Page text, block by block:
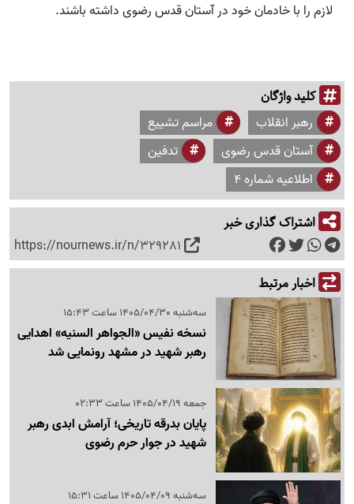
لازم را با خادمان خود در آستان قدس رضوی داشته باشند.
کلید واژگان
رهبر انقلاب
مراسم تشییع
آستان قدس رضوی
تدفین
اطلاعیه شماره ۴
اشتراک گذاری خبر
https://nournews.ir/n/329281
اخبار مرتبط
سه‌شنبه 1405/04/30 ساعت 15:43
نسخه نفیس «الجواهر السنیه» اهدایی
رهبر شهید در مشهد رونمایی شد
جمعه 1405/04/19 ساعت 02:33
پایان بدرقه تاریخی؛ آرامش ابدی رهبر
شهید در جوار حرم رضوی
سه‌شنبه 1405/04/09 ساعت 15:31